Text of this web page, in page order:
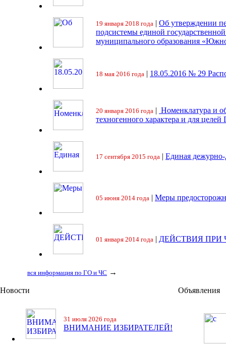
19 января 2018 года | Об утверждении
подсистемы единой
муниципального образования
18 мая 2016 года | 18.05.2016 № 29
20 января 2016 года | Номенклатура и
техногенного характера и для целей
17 сентября 2015 года | Единая
05 июня 2014 года | Меры
01 января 2014 года | ДЕЙСТВИЯ ПРИ
вся информация по ГО и ЧС →
Новости
31 июля 2026 года
ВНИМАНИЕ ИЗБИРАТЕЛЕЙ!
Объявления